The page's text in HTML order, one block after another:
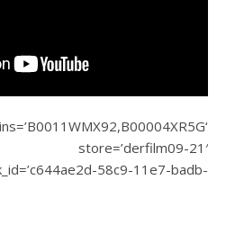
store=’derfilm09-21′
58c9-11e7-badb-